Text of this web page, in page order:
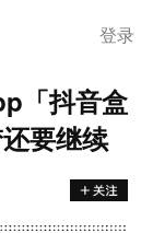
登录
「抖音盒
要继续